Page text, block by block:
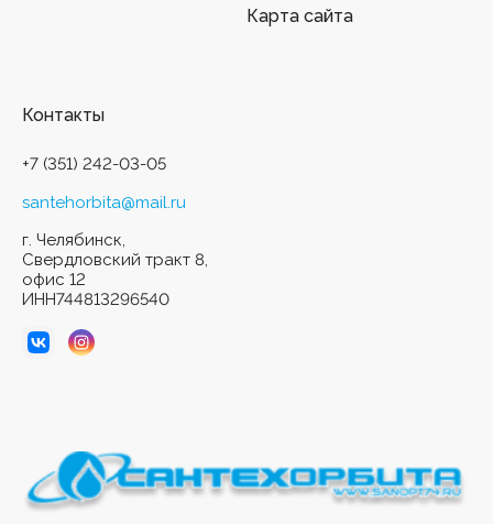
Карта сайта
Контакты
+7 (351) 242-03-05
santehorbita@mail.ru
г. Челябинск,
Свердловский тракт 8,
офис 12
ИНН744813296540